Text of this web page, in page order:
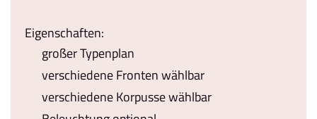
Eigenschaften:
großer Typenplan
verschiedene Fronten wählbar
verschiedene Korpusse wählbar